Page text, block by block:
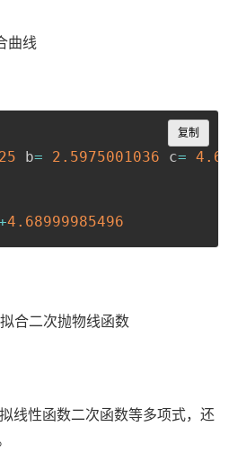
曲线
b= 2.5975001036 c=
4.68999985496
复制
Copy
线性函数二次函数等多项式，还